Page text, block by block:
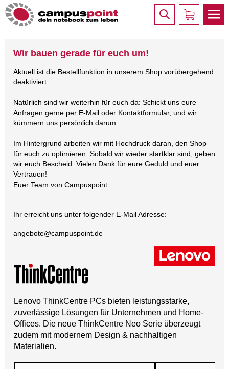
Wir bauen gerade für euch um!
Aktuell ist die Bestellfunktion in unserem Shop vorübergehend
deaktiviert.
Natürlich sind wir weiterhin für euch da: Schickt uns eure
Anfragen gerne per E-Mail oder Kontaktformular, und wir
kümmern uns persönlich darum.
Im Hintergrund arbeiten wir mit Hochdruck daran, den Shop
für euch zu optimieren. Sobald wir wieder startklar sind, geben
wir euch Bescheid. Vielen Dank für eure Geduld und euer
Vertrauen!
Euer Team von Campuspoint
Ihr erreicht uns unter folgender E-Mail Adresse:
angebote@campuspoint.de
Lenovo ThinkCentre PCs bieten leistungsstarke,
zuverlässige Lösungen für Unternehmen und Home-
Offices. Die neue ThinkCentre Neo Serie überzeugt
zudem mit modernem Design & nachhaltigen
Materialien.